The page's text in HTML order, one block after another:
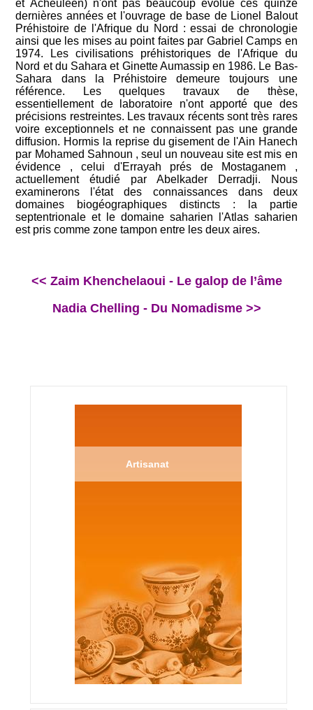
et Acheuléen) n'ont pas beaucoup évolué ces quinze
dernières années et l'ouvrage de base de Lionel Balout
Préhistoire de l'Afrique du Nord : essai de chronologie
ainsi que les mises au point faites par Gabriel Camps en
1974. Les civilisations préhistoriques de l'Afrique du
Nord et du Sahara et Ginette Aumassip en 1986. Le Bas-
Sahara dans la Préhistoire demeure toujours une
référence. Les quelques travaux de thèse,
essentiellement de laboratoire n'ont apporté que des
précisions restreintes. Les travaux récents sont très rares
voire exceptionnels et ne connaissent pas une grande
diffusion. Hormis la reprise du gisement de l'Ain Hanech
par Mohamed Sahnoun , seul un nouveau site est mis en
évidence , celui d'Errayah prés de Mostaganem ,
actuellement étudié par Abelkader Derradji. Nous
examinerons l'état des connaissances dans deux
domaines biogéographiques distincts : la partie
septentrionale et le domaine saharien l'Atlas saharien
est pris comme zone tampon entre les deux aires.
<< Zaim Khenchelaoui - Le galop de l’âme
Nadia Chelling - Du Nomadisme >>
Artisanat